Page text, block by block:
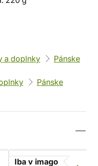
a doplnky
Pánske
Pánske
Iba v imago